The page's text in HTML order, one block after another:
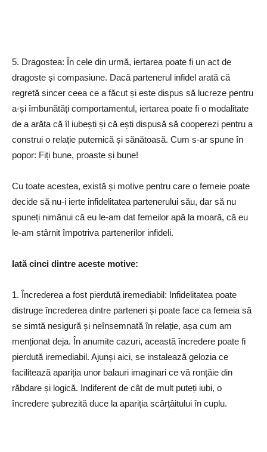
5. Dragostea: În cele din urmă, iertarea poate fi un act de
dragoste și compasiune. Dacă partenerul infidel arată că
regretă sincer ceea ce a făcut și este dispus să lucreze pentru
a-și îmbunătăți comportamentul, iertarea poate fi o modalitate
de a arăta că îl iubești și că ești dispusă să cooperezi pentru a
construi o relație puternică și sănătoasă. Cum s-ar spune în
popor: Fiți bune, proaste și bune!
Cu toate acestea, există și motive pentru care o femeie poate
decide să nu-i ierte infidelitatea partenerului său, dar să nu
spuneți nimănui că eu le-am dat femeilor apă la moară, că eu
le-am stârnit împotriva partenerilor infideli.
Iată cinci dintre aceste motive:
1. Încrederea a fost pierdută iremediabil: Infidelitatea poate
distruge încrederea dintre parteneri și poate face ca femeia să
se simtă nesigură și neînsemnată în relație, așa cum am
menționat deja. În anumite cazuri, această încredere poate fi
pierdută iremediabil. Ajunși aici, se instalează gelozia ce
facilitează apariția unor balauri imaginari ce vă ronțăie din
răbdare și logică. Indiferent de cât de mult puteți iubi, o
încredere șubrezită duce la apariția scârțâitului în cuplu.